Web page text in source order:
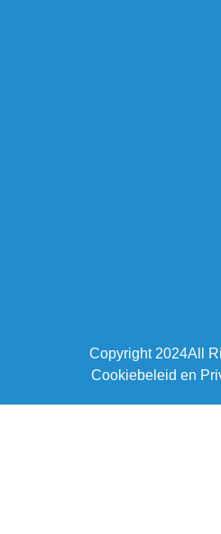
Copyright 2024All
Cookiebeleid en